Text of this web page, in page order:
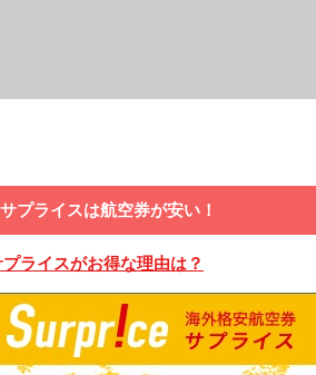
サプライスは航空券が安い！
プライスがお得な理由は？